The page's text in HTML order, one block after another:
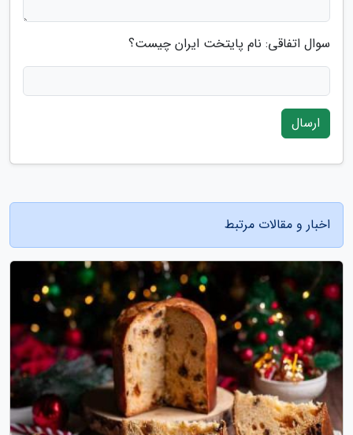
سوال اتفاقی: نام پایتخت ایران چیست؟
ارسال
اخبار و مقالات مرتبط